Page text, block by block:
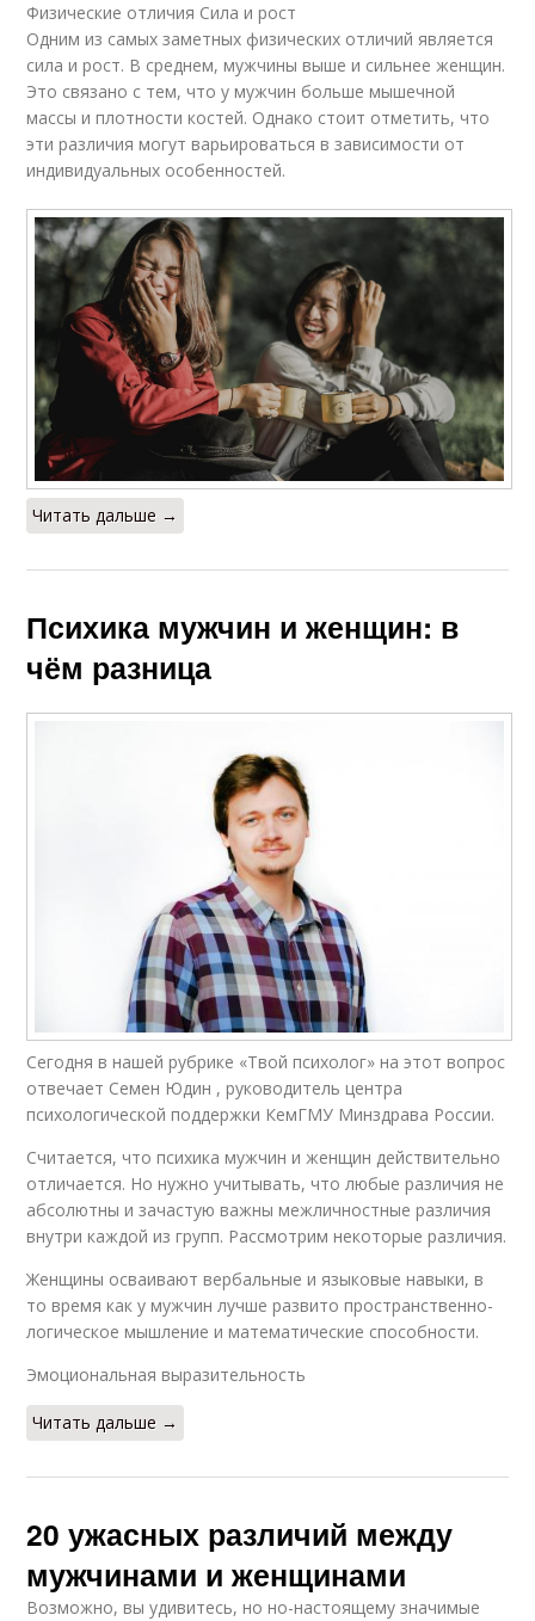
Физические отличия Сила и рост
Одним из самых заметных физических отличий является
сила и рост. В среднем, мужчины выше и сильнее женщин.
Это связано с тем, что у мужчин больше мышечной
массы и плотности костей. Однако стоит отметить, что
эти различия могут варьироваться в зависимости от
индивидуальных особенностей.
Читать дальше →
Психика мужчин и женщин: в
чём разница
Сегодня в нашей рубрике «Твой психолог» на этот вопрос
отвечает Семен Юдин , руководитель центра
психологической поддержки КемГМУ Минздрава России.
Считается, что психика мужчин и женщин действительно
отличается. Но нужно учитывать, что любые различия не
абсолютны и зачастую важны межличностные различия
внутри каждой из групп. Рассмотрим некоторые различия.
Женщины осваивают вербальные и языковые навыки, в
то время как у мужчин лучше развито пространственно-
логическое мышление и математические способности.
Эмоциональная выразительность
Читать дальше →
20 ужасных различий между
мужчинами и женщинами
Возможно, вы удивитесь, но но-настоящему значимые